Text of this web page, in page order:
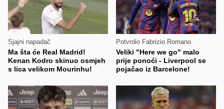
Sjajni napadač
Ma šta će Real Madrid!
Kenan Kodro skinuo osmjeh
s lica velikom Mourinhu!
Potvrdio Fabrizio Romano
Veliki "Here we go" malo
prije ponoći - Liverpool se
pojačao iz Barcelone!